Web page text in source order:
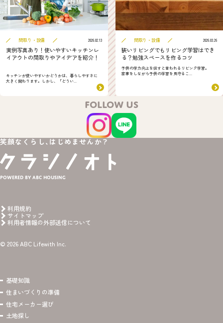
間取り・設備 2026.02.13
実例写真あり！使いやすいキッチンレ
イアウトの間取りやアイデアを紹介！
キッチンが使いやすいかどうかは、暮らしやすさに
大きく関わります。しかし、「どうい...
間取り・設備 2026.03.26
狭いリビングでもリビング学習はでき
る？勉強スペースを作るコツ
子供の学力向上を促すと言われるリビング学習。
家事をしながら子供の学習を見守るこ...
FOLLOW US
笑顔なくらし、はじめませんか？
Powered by ABC HOUSING
利用規約
サイトマップ
利用者情報の外部送信について
© 2026 ABC Lifewith Inc.
基礎知識
住まいづくりの準備
住宅メーカー選び
土地探し